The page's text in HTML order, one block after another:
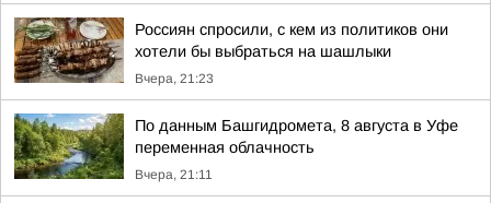
Россиян спросили, с кем из политиков они
хотели бы выбраться на шашлыки
Вчера, 21:23
По данным Башгидромета, 8 августа в Уфе
переменная облачность
Вчера, 21:11